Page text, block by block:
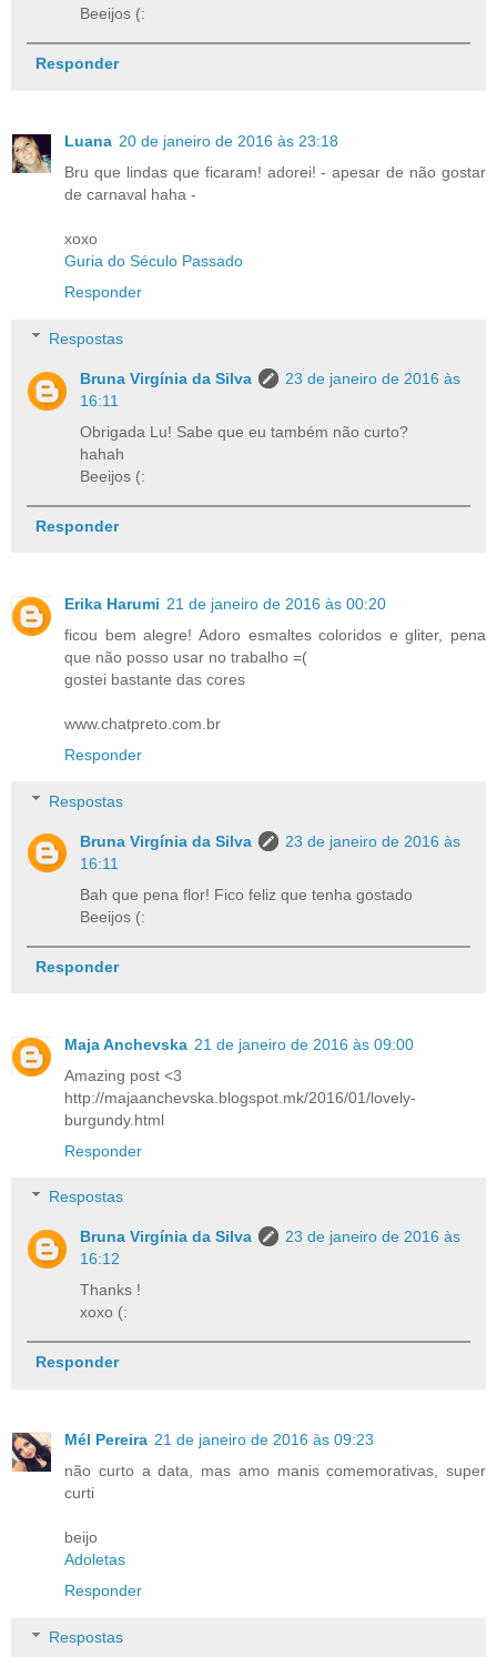
Beeijos (:
Responder
Luana 20 de janeiro de 2016 às 23:18
Bru que lindas que ficaram! adorei! - apesar de não gostar
de carnaval haha -
xoxo
Guria do Século Passado
Responder
Respostas
Bruna Virgínia da Silva
23 de janeiro de 2016 às
16:11
Obrigada Lu! Sabe que eu também não curto?
hahah
Beeijos (:
Responder
Erika Harumi 21 de janeiro de 2016 às 00:20
ficou bem alegre! Adoro esmaltes coloridos e gliter, pena
que não posso usar no trabalho =(
gostei bastante das cores
www.chatpreto.com.br
Responder
Respostas
Bruna Virgínia da Silva
23 de janeiro de 2016 às
16:11
Bah que pena flor! Fico feliz que tenha gostado
Beeijos (:
Responder
Maja Anchevska 21 de janeiro de 2016 às 09:00
Amazing post <3
http://majaanchevska.blogspot.mk/2016/01/lovely-
burgundy.html
Responder
Respostas
Bruna Virgínia da Silva
23 de janeiro de 2016 às
16:12
Thanks !
xoxo (:
Responder
Mél Pereira 21 de janeiro de 2016 às 09:23
não curto a data, mas amo manis comemorativas, super
curti
beijo
Adoletas
Responder
Respostas